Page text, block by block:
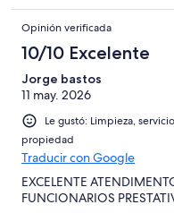
Opinión verificada
10/10 Excelente
Jorge bastos
11 may. 2026
Le gustó: Limpieza,
propiedad
Traducir con Google
EXCELENTE
FUNCIONARIOS